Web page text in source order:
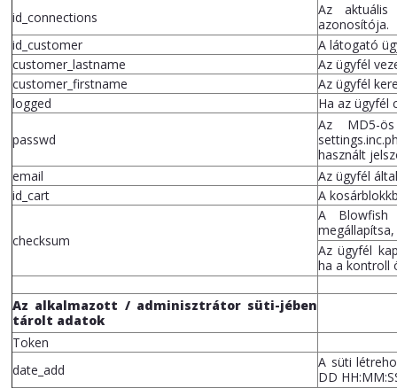
id_connections
Az aktuális
azonosítója.
id_customer
A látogató
customer_lastname
Az ügyfél
customer_firstname
Az ügyfél
logged
Ha az ügyfél
passwd
Az MD5-
használt
email
Az ügyfél
id_cart
A
checksum
A Blowfish
Az ügyfél
ha a kontroll
Az alkalmazott / adminisztrátor süti-jében
tárolt adatok
Token
date_add
A süti
DD